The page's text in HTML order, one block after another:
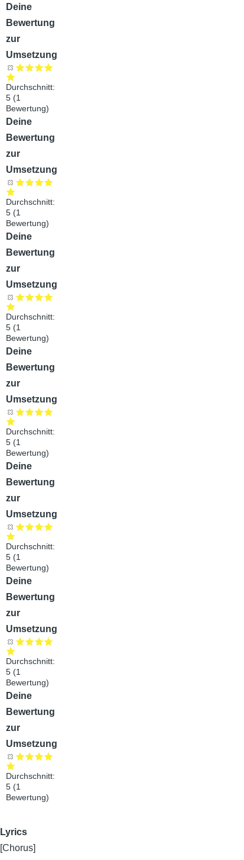
Audiodatei
Deine
Bewertung
zur
Umsetzung
Durchschnitt:
5 (1
Bewertung)
Audiodatei
Deine
Bewertung
zur
Umsetzung
Durchschnitt:
5 (1
Bewertung)
Audiodatei
Deine
Bewertung
zur
Umsetzung
Durchschnitt:
5 (1
Bewertung)
Audiodatei
Deine
Bewertung
zur
Umsetzung
Durchschnitt:
5 (1
Bewertung)
Audiodatei
Deine
Bewertung
zur
Umsetzung
Durchschnitt:
5 (1
Bewertung)
Audiodatei
Deine
Bewertung
zur
Umsetzung
Durchschnitt:
5 (1
Bewertung)
Audiodatei
Deine
Bewertung
zur
Umsetzung
Durchschnitt:
5 (1
Bewertung)
Lyrics
[Chorus]